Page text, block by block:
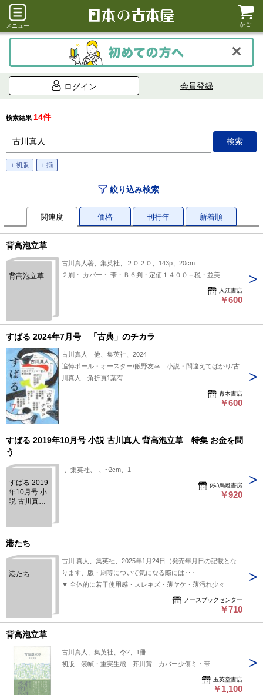
メニュー かご
ログイン 会員登録
検索結果 14件
+ 初版 + 揃
絞り込み検索
関連度 価格 刊行年 新着順
背高泡立草
背高泡立草
古川真人著、集英社、２０２０、143p、20cm
２刷・ カバー・ 帯・Ｂ６判・定価１４００＋税・並美
入江書店
￥600
すばる 2024年7月号 「古典」のチカラ
古川真人 他、集英社、2024
追悼ポール・オースター/飯野友幸 小説・間違えてばかり/古
川真人 角折頁1葉有
青木書店
￥600
すばる 2019年10月号 小説 古川真人 背高泡立草 特集 お金を問
う
すばる 2019
年10月号 小
説 古川真人
金を問う
-、集英社、-、~2cm、1
(株)馬燈書房
￥920
港たち
港たち
古川 真人、集英社、2025年1月24日（発売年月日の記載とな
ります、版・刷等について気になる際には･･･
▼ 全体的に若干使用感・スレキズ・薄ヤケ・薄汚れ少々
ノースブックセンター
￥710
背高泡立草
古川真人、集英社、令2、1冊
初版 装幀・重実生哉 芥川賞 カバー少傷ミ・帯
玉英堂書店
￥1,100